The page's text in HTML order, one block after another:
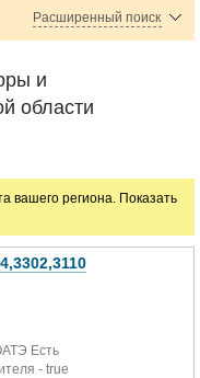
Расширенный поиск
и
области
вашего региона. Показать
Есть
- true